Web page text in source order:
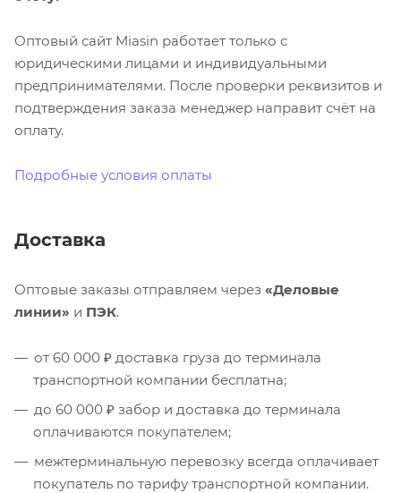
Оптовый сайт Miasin работает только с
юридическими лицами и индивидуальными
предпринимателями. После проверки реквизитов и
подтверждения заказа менеджер направит счёт на
оплату.
Подробные условия оплаты
Доставка
Оптовые заказы отправляем через «Деловые
линии» и ПЭК.
от 60 000 ₽ доставка груза до терминала
транспортной компании бесплатна;
до 60 000 ₽ забор и доставка до терминала
оплачиваются покупателем;
межтерминальную перевозку всегда оплачивает
покупатель по тарифу транспортной компании.